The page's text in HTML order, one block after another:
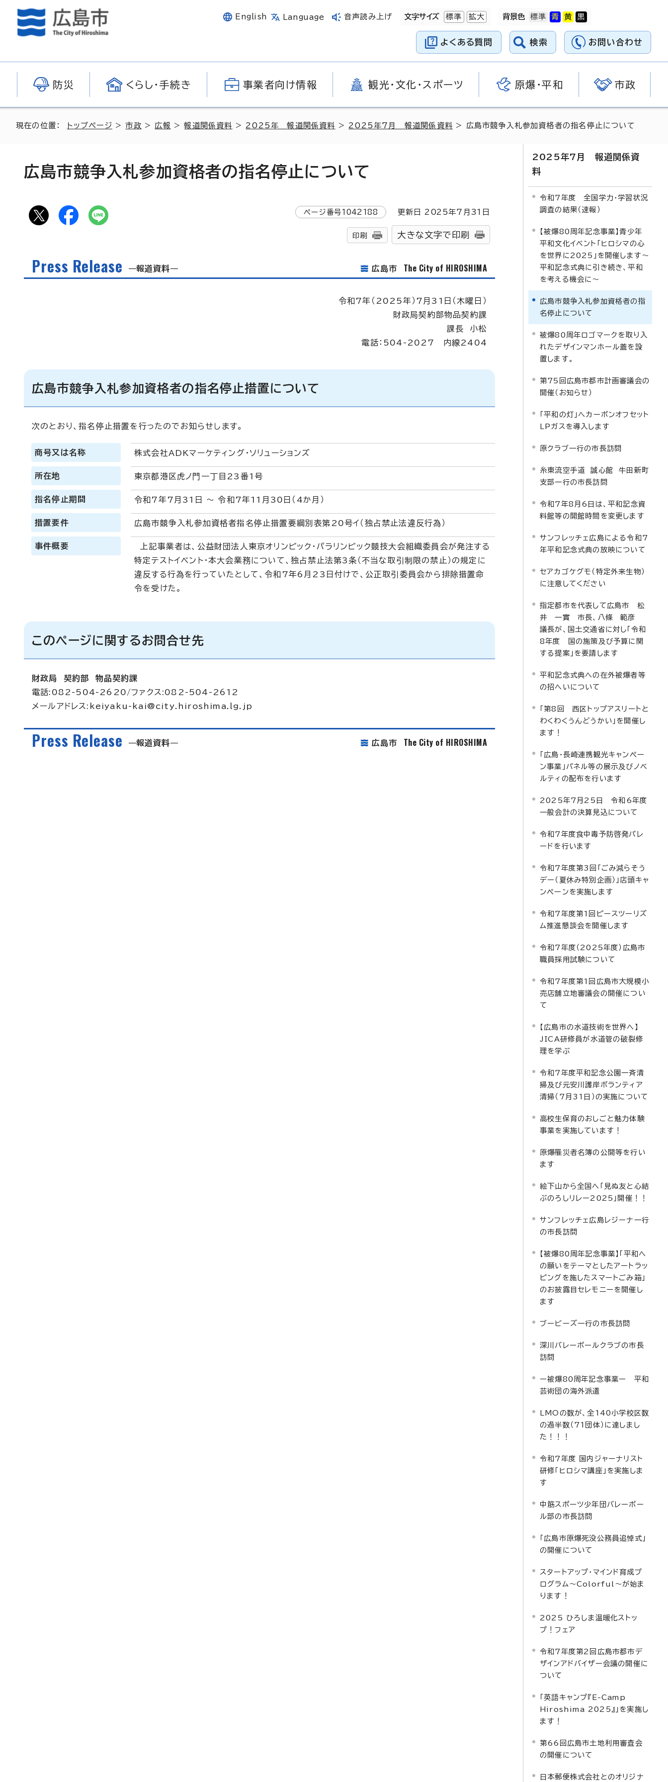
English Language 音声読み上げ 文字サイズ 標準 拡大 背景色
よくある質問 検索 お問い合わせ
防災 くらし・手続き 事業者向け情報 観光・文化・スポーツ 原爆・平和 市政
現在の位置： トップページ >市政 > 広報 >報道関係資料 > 2025年 報道関係資料 > 2025年7月 報道関係資料 > 広島市競争入札参加資格者の指名停止について
広島市競争入札参加資格者の指名停止について
ページ番号1042188 更新日 2025年7月 31 日
印刷 大きな文字で印刷
Press Release 報道資料 広島市 The City of HIROSHIMA
令和7年（2025年）7月31日（木曜日）
財政局契約部物品契約課
課長 小松
電話：504-2027 内線2404
広島市競争入札参加資格者の指名停止措置について
次のとおり、指名停止措置を行ったのでお知らせします。
商号又は名称 株式会社ADKマーケティング・ソリューションズ
所在地 東京都港区虎ノ門一丁目23番1号
指名停止期間 令和7年7月31日 ～ 令和7年11月30日（4か月）
措置要件 広島市競争入札参加資格者指名停止措置要綱別表第20号イ（独占禁止法違反行為）
事件概要
上記事業者は、公益財団法人東京オリンピック・パラリンピック競技大会組織委員会が発注する
特定テストイベント・本大会業務について、独占禁止法第3条（不当な取引制限の禁止）の規定に
違反する行為を行っていたとして、令和7年6月23日付けで、公正取引委員会から排除措置命
令を受けた。
このページに関するお問合せ先
財政局 契約部 物品契約課
電話:082-504-2620/ファクス:082-504-2612
メールアドレス: keiyaku-kai@city.hiroshima.lg.jp
Press Release 報道資料 広島市 The City of HIROSHIMA
2025年7月 報道関係資
料
令和7年度 全国学力・学習状況
調査の結果（速報）
【被爆80周年記念事業】青少年
平和文化イベント「ヒロシマの心
を世界に2025」を開催します～
平和記念式典に引き続き、平和
を考える機会に～
広島市競争入札参加資格者の指
名停止について
被爆80周年ロゴマークを取り入
れたデザインマンホール蓋を設
置します。
第75回広島市都市計画審議会の
開催（お知らせ）
「平和の灯」へカーボンオフセット
LPガスを導入します
原クラブ一行の市長訪問
糸東流空手道 誠心館 牛田新町
支部一行の市長訪問
令和7年8月6日は、平和記念資
料館等の開館時間を変更します
サンフレッチェ広島による令和7
年平和記念式典の放映について
セアカゴケグモ（特定外来生物）
に注意してください
指定都市を代表して広島市 松
井 一實 市長、八條 範彦
議長が、国土交通省に対し「令和
8年度 国の施策及び予算に関
する提案」を要請します
平和記念式典への在外被爆者等
の招へいについて
「第8回 西区トップアスリートと
わくわくうんどうかい」を開催し
ます！
「広島・長崎連携観光キャンペー
ン事業」パネル等の展示及びノベ
ルティの配布を行います
2025年7月25日 令和6年度
一般会計の決算見込について
令和7年度食中毒予防啓発パレ
ードを行います
令和7年度第3回「ごみ減らそう
デー（夏休み特別企画）」店頭キャ
ンペーンを実施します
令和7年度第1回ピースツーリズ
ム推進懇談会を開催します
令和7年度（2025年度）広島市
職員採用試験について
令和7年度第1回広島市大規模小
売店舗立地審議会の開催につい
て
【広島市の水道技術を世界へ】
JICA研修員が水道管の破裂修
理を学ぶ
令和7年度平和記念公園一斉清
掃及び元安川護岸ボランティア
清掃（7月31日）の実施について
高校生保育のおしごと魅力体験
事業を実施しています！
原爆罹災者名簿の公開等を行い
ます
絵下山から全国へ「見ぬ友と心結
ぶのろしリレー2025」開催！！
サンフレッチェ広島レジーナ一行
の市長訪問
【被爆80周年記念事業】「平和へ
の願いをテーマとしたアートラッ
ピングを施したスマートごみ箱」
のお披露目セレモニーを開催し
ます
ブービーズ一行の市長訪問
深川バレーボールクラブの市長
訪問
ー被爆80周年記念事業ー 平和
芸術団の海外派遣
LMOの数が、全140小学校区数
の過半数（71団体）に達しまし
た！！！
令和7年度 国内ジャーナリスト
研修「ヒロシマ講座」を実施しま
す
中筋スポーツ少年団バレーボー
ル部の市長訪問
「広島市原爆死没公務員追悼式」
の開催について
スタートアップ・マインド育成プ
ログラム～Colorful～が始ま
ります！
2025 ひろしま温暖化ストッ
プ！フェア
令和7年度第2回広島市都市デ
ザインアドバイザー会議の開催に
ついて
「英語キャンプ『E-Camp
Hiroshima 2025』」を実施し
ます！
第66回広島市土地利用審査会
の開催について
日本郵便株式会社とのオリジナ